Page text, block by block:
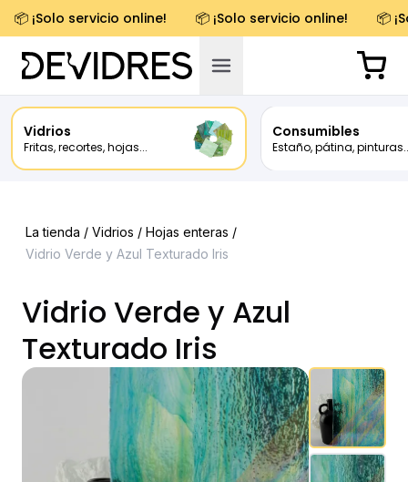
📦 ¡Solo servicio online! 📦 ¡Solo servicio online! 📦
Vidrios
Fritas, recortes, hojas...
Consumibles
Estaño, pátina,
La tienda / Vidrios / Hojas enteras /
Vidrio Verde y Azul Texturado Iris
Vidrio Verde y Azul
Texturado Iris